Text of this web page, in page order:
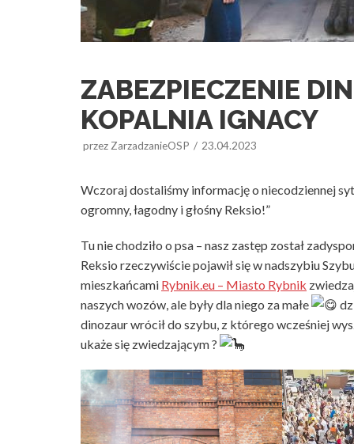
ZABEZPIECZENIE
KOPALNIA IGNACY
przez ZarzadzanieOSP 23.04.2023
Wczoraj dostaliśmy informację o niecodziennej
ogromny, łagodny i głośny Reksio!”
Tu nie chodziło o psa – nasz zastęp został
Reksio rzeczywiście pojawił się w nadszybiu
mieszkańcami Rybnik.eu – Miasto Rybnik
naszych wozów, ale były dla niego za małe
dinozaur wrócił do szybu, z którego wcześniej
ukaże się zwiedzającym ?